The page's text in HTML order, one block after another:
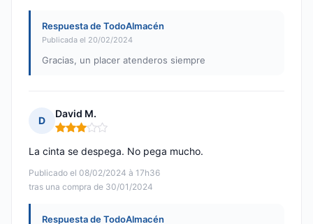
Respuesta de TodoAlmacén
Publicada el 20/02/2024
Gracias, un placer atenderos siempre
D
David M.
Nota: 3 de 5
Publicado el 08/02/2024 à 17h36
tras una compra de 30/01/2024
La cinta se despega. No pega mucho.
Respuesta de TodoAlmacén